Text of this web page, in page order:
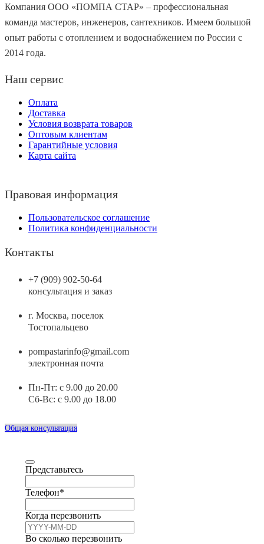
Компания ООО «ПОМПА СТАР» – профессиональная
команда мастеров, инженеров, сантехников. Имеем большой
опыт работы с отоплением и водоснабжением по России с
2014 года.
Наш сервис
Оплата
Доставка
Условия возврата товаров
Оптовым клиентам
Гарантийные условия
Карта сайта
Правовая информация
Пользовательское соглашение
Политика конфиденциальности
Контакты
+7 (909) 902-50-64
консультация и заказ
г. Москва, поселок
Тостопальцево
pompastarinfo@gmail.com
электронная почта
Пн-Пт: с 9.00 до 20.00
Сб-Вс: с 9.00 до 18.00
Общая консультация
Представьтесь
Телефон*
Когда перезвонить
Во сколько перезвонить